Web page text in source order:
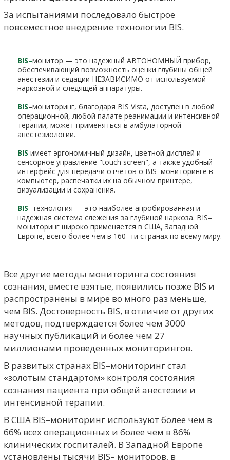
За испытаниями последовало быстрое
повсеместное внедрение технологии BIS.
BIS–монитор — это надежный АВТОНОМНЫЙ прибор,
обеспечивающий возможность оценки глубины общей
анестезии и седации НЕЗАВИСИМО от используемой
наркозной и следящей аппаратуры.
BIS–мониторинг, благодаря BIS Vista, доступен в любой
операционной, любой палате реанимации и интенсивной
терапии, может применяться в амбулаторной
анестезиологии.
BIS имеет эргономичный дизайн, цветной дисплей и
сенсорное управление "touch screen", а также удобный
интерфейс для передачи отчетов о BIS–мониторинге в
компьютер, распечатки их на обычном принтере,
визуализации и сохранения.
BIS–технология — это наиболее апробированная и
надежная система слежения за глубиной наркоза. BIS–
мониторинг широко применяется в США, Западной
Европе, всего более чем в 160–ти странах по всему миру.
Все другие методы мониторинга состояния
сознания, вместе взятые, появились позже BIS и
распространены в мире во много раз меньше,
чем BIS. Достоверность BIS, в отличие от других
методов, подтверждается более чем 3000
научных публикаций и более чем 27
миллионами проведенных мониторингов.
В развитых странах BIS–мониторинг стал
«золотым стандартом» контроля состояния
сознания пациента при общей анестезии и
интенсивной терапии.
В США BIS–мониторинг используют более чем в
66% всех операционных и более чем в 86%
клинических госпиталей. В Западной Европе
установлены тысячи BIS– мониторов, в